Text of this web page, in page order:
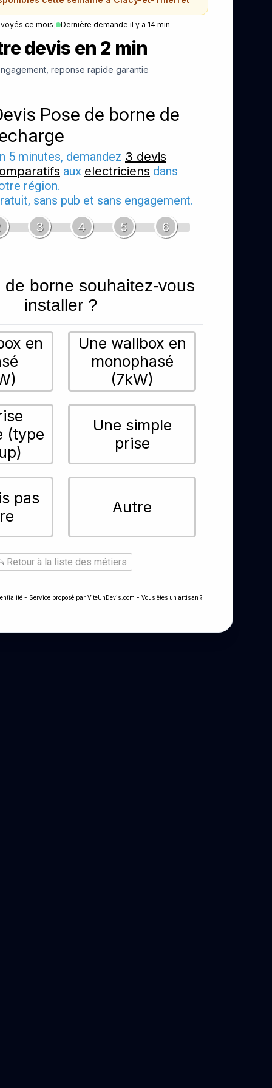
ce mois Dernière demande il y a 14 min
devis en 2 min
reponse rapide garantie
Pose de borne de
5 minutes, demandez 3 devis
aux electriciens dans
région.
sans pub et sans engagement.
3 4 5 6
de borne souhaitez-vous
installer ?
en
Une wallbox en
monophasé
(7kW)
(type
Une simple
prise
pas
Autre
Retour à la liste des métiers
- Service proposé par ViteUnDevis.com - Vous êtes un artisan ?